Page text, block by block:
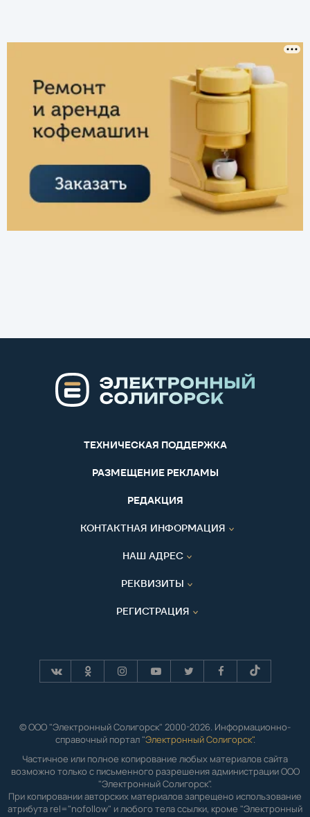
ТЕХНИЧЕСКАЯ ПОДДЕРЖКА
РАЗМЕЩЕНИЕ РЕКЛАМЫ
РЕДАКЦИЯ
КОНТАКТНАЯ ИНФОРМАЦИЯ
НАШ АДРЕС
РЕКВИЗИТЫ
РЕГИСТРАЦИЯ
© ООО "Электронный Солигорск" 2000-2026. Информационно-
справочный портал "Электронный Солигорск".
Частичное или полное копирование любых материалов сайта
возможно только с письменного разрешения администрации ООО
"Электронный Солигорск".
При копировании авторских материалов запрещено использование
атрибута rel="nofollow" и любого тела ссылки, кроме "Электронный